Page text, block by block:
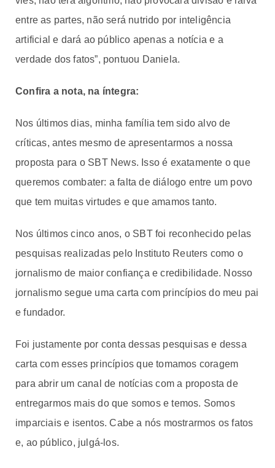
entre as partes, não será nutrido por inteligência
artificial e dará ao público apenas a notícia e a
verdade dos fatos”, pontuou Daniela.
Confira a nota, na íntegra:
Nos últimos dias, minha família tem sido alvo de
críticas, antes mesmo de apresentarmos a nossa
proposta para o SBT News. Isso é exatamente o que
queremos combater: a falta de diálogo entre um povo
que tem muitas virtudes e que amamos tanto.
Nos últimos cinco anos, o SBT foi reconhecido pelas
pesquisas realizadas pelo Instituto Reuters como o
jornalismo de maior confiança e credibilidade. Nosso
jornalismo segue uma carta com princípios do meu pai
e fundador.
Foi justamente por conta dessas pesquisas e dessa
carta com esses princípios que tomamos coragem
para abrir um canal de notícias com a proposta de
entregarmos mais do que somos e temos. Somos
imparciais e isentos. Cabe a nós mostrarmos os fatos
e, ao público, julgá-los.